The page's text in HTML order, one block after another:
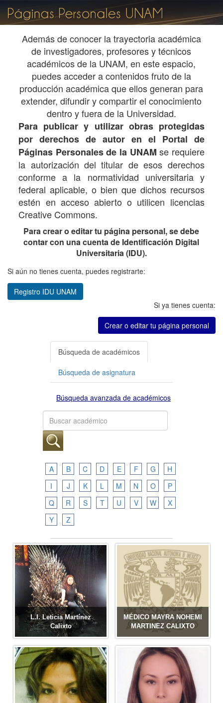
Además de conocer la trayectoria académica
de investigadores, profesores y técnicos
académicos de la UNAM, en este espacio,
puedes acceder a contenidos fruto de la
producción académica que ellos generan para
extender, difundir y compartir el conocimiento
dentro y fuera de la Universidad.
Para publicar y utilizar obras protegidas
por derechos de autor en el Portal de
Páginas Personales de la UNAM se requiere
la autorización del titular de esos derechos
conforme a la normatividad universitaria y
federal aplicable, o bien que dichos recursos
estén en acceso abierto o utilicen licencias
Creative Commons.
Para crear o editar tu página personal, se debe
contar con una cuenta de Identificación Digital
Universitaria (IDU).
Si aún no tienes cuenta, puedes registrarte:
Registro IDU UNAM
Si ya tienes cuenta:
Crear o editar tu página personal
Búsqueda de académicos
Búsqueda de asignatura
A B C D E F G
H
I
J K L M N O
P
Q
R S T U V W
X
Y
Z
L.I. Leticia Martínez
Calixto
MÉDICO MAYRA NOHEMI
MARTINEZ CALIXTO